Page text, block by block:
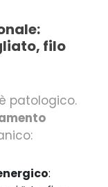
filo
patologico.
: